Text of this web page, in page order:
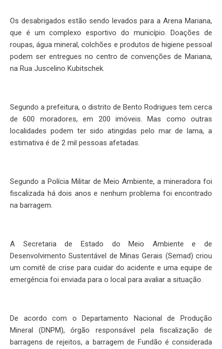
Os desabrigados estão sendo levados para a Arena Mariana,
que é um complexo esportivo do município. Doações de
roupas, água mineral, colchões e produtos de higiene pessoal
podem ser entregues no centro de convenções de Mariana,
na Rua Juscelino Kubitschek.
Segundo a prefeitura, o distrito de Bento Rodrigues tem cerca
de 600 moradores, em 200 imóveis. Mas como outras
localidades podem ter sido atingidas pelo mar de lama, a
estimativa é de 2 mil pessoas afetadas.
Segundo a Polícia Militar de Meio Ambiente, a mineradora foi
fiscalizada há dois anos e nenhum problema foi encontrado
na barragem.
A Secretaria de Estado do Meio Ambiente e de
Desenvolvimento Sustentável de Minas Gerais (Semad) criou
um comitê de crise para cuidar do acidente e uma equipe de
emergência foi enviada para o local para avaliar a situação.
De acordo com o Departamento Nacional de Produção
Mineral (DNPM), órgão responsável pela fiscalização de
barragens de rejeitos, a barragem de Fundão é considerada